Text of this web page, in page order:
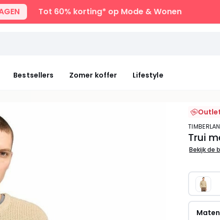
Tot 60% korting* op Mode & Wonen
Bestsellers Zomer koffer Lifestyle
Trui
Bekijk de
Maten